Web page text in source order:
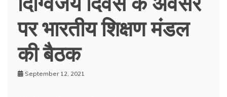
पर भारतीय शिक्षण मंडल
की बैठक
September 12, 2021